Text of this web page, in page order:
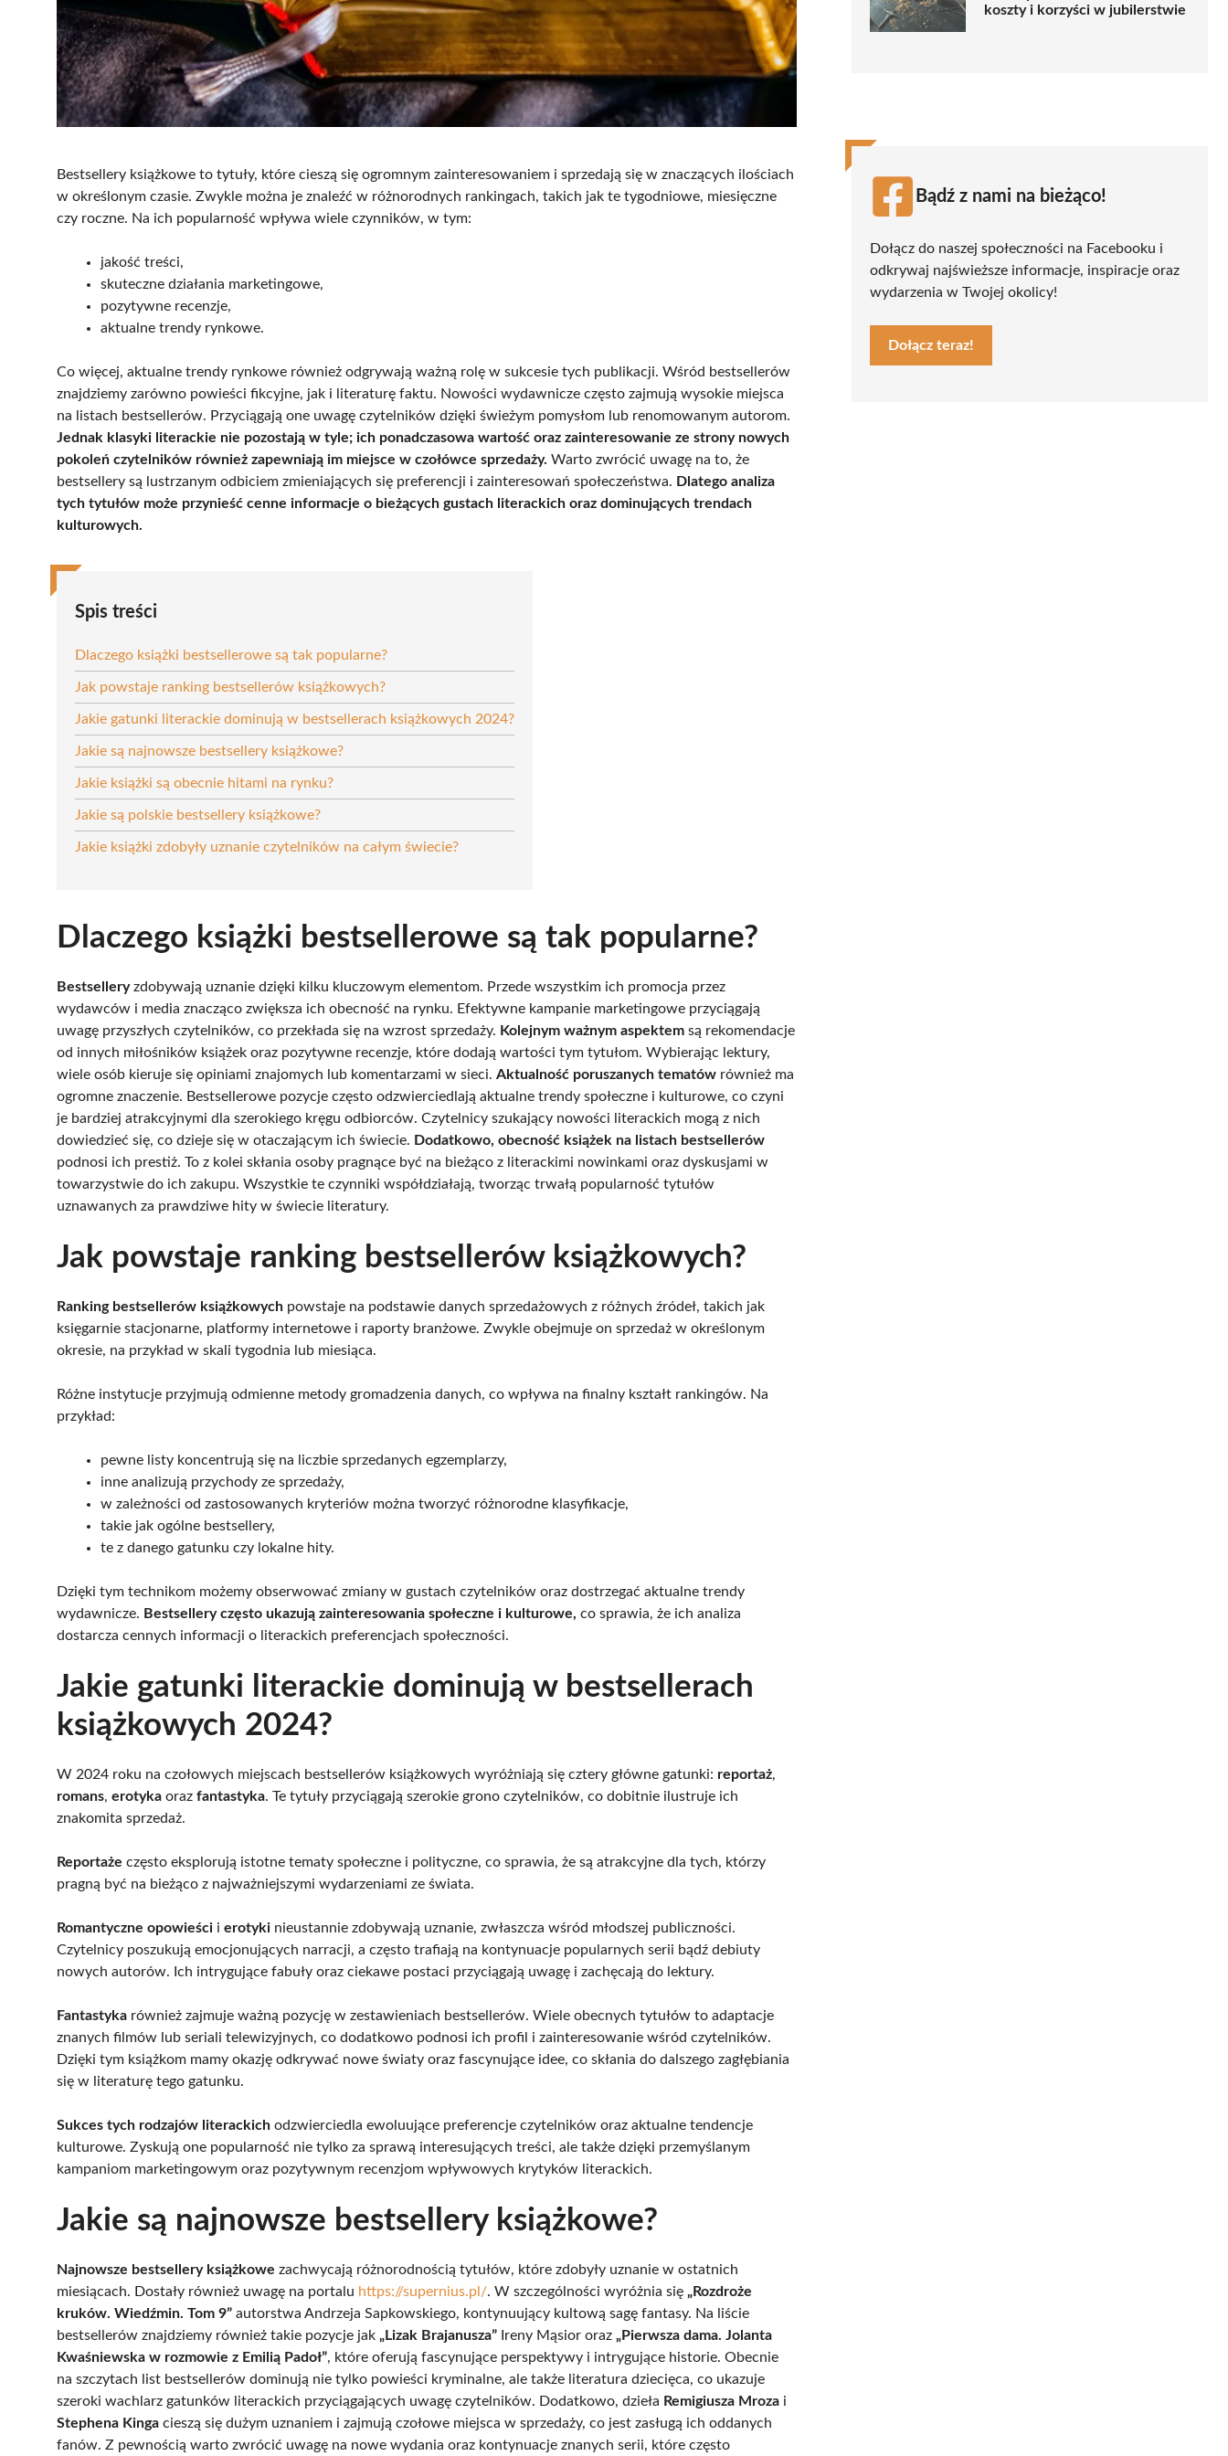
Bestsellery książkowe to tytuły, które cieszą się ogromnym zainteresowaniem i sprzedają się w znaczących ilościach
w określonym czasie. Zwykle można je znaleźć w różnorodnych rankingach, takich jak te tygodniowe, miesięczne
czy roczne. Na ich popularność wpływa wiele czynników, w tym:
jakość treści,
skuteczne działania marketingowe,
pozytywne recenzje,
aktualne trendy rynkowe.
Co więcej, aktualne trendy rynkowe również odgrywają ważną rolę w sukcesie tych publikacji. Wśród bestsellerów
znajdziemy zarówno powieści fikcyjne, jak i literaturę faktu. Nowości wydawnicze często zajmują wysokie miejsca
na listach bestsellerów. Przyciągają one uwagę czytelników dzięki świeżym pomysłom lub renomowanym autorom.
Jednak klasyki literackie nie pozostają w tyle; ich ponadczasowa wartość oraz zainteresowanie ze strony nowych
pokoleń czytelników również zapewniają im miejsce w czołówce sprzedaży. Warto zwrócić uwagę na to, że
bestsellery są lustrzanym odbiciem zmieniających się preferencji i zainteresowań społeczeństwa. Dlatego analiza
tych tytułów może przynieść cenne informacje o bieżących gustach literackich oraz dominujących trendach
kulturowych.
Spis treści
Dlaczego książki bestsellerowe są tak popularne?
Jak powstaje ranking bestsellerów książkowych?
Jakie gatunki literackie dominują w bestsellerach książkowych 2024?
Jakie są najnowsze bestsellery książkowe?
Jakie książki są obecnie hitami na rynku?
Jakie są polskie bestsellery książkowe?
Jakie książki zdobyły uznanie czytelników na całym świecie?
Dlaczego książki bestsellerowe są tak popularne?
Bestselleryzdobywają uznanie dzięki kilku kluczowym elementom. Przede wszystkim ich promocja przez
wydawców i media znacząco zwiększa ich obecność na rynku. Efektywne kampanie marketingowe przyciągają
uwagę przyszłych czytelników, co przekłada się na wzrost sprzedaży. Kolejnym ważnym aspektem są rekomendacje
od innych miłośników książek oraz pozytywne recenzje, które dodają wartości tym tytułom. Wybierając lektury,
wiele osób kieruje się opiniami znajomych lub komentarzami w sieci. Aktualność poruszanych tematów również ma
ogromne znaczenie. Bestsellerowe pozycje często odzwierciedlają aktualne trendy społeczne i kulturowe, co czyni
je bardziej atrakcyjnymi dla szerokiego kręgu odbiorców. Czytelnicy szukający nowości literackich mogą z nich
dowiedzieć się, co dzieje się w otaczającym ich świecie. Dodatkowo, obecność książek na listach bestsellerów
podnosi ich prestiż. To z kolei skłania osoby pragnące być na bieżąco z literackimi nowinkami oraz dyskusjami w
towarzystwie do ich zakupu. Wszystkie te czynniki współdziałają, tworząc trwałą popularność tytułów
uznawanych za prawdziwe hity w świecie literatury.
Jak powstaje ranking bestsellerów książkowych?
Ranking bestsellerów książkowych powstaje na podstawie danych sprzedażowych z różnych źródeł, takich jak
księgarnie stacjonarne, platformy internetowe i raporty branżowe. Zwykle obejmuje on sprzedaż w określonym
okresie, na przykład w skali tygodnia lub miesiąca.
Różne instytucje przyjmują odmienne metody gromadzenia danych, co wpływa na finalny kształt rankingów. Na
przykład:
pewne listy koncentrują się na liczbie sprzedanych egzemplarzy,
inne analizują przychody ze sprzedaży,
w zależności od zastosowanych kryteriów można tworzyć różnorodne klasyfikacje,
takie jak ogólne bestsellery,
te z danego gatunku czy lokalne hity.
Dzięki tym technikom możemy obserwować zmiany w gustach czytelników oraz dostrzegać aktualne trendy
wydawnicze. Bestsellery często ukazują zainteresowania społeczne i kulturowe, co sprawia, że ich analiza
dostarcza cennych informacji o literackich preferencjach społeczności.
Jakie gatunki literackie dominują w bestsellerach
książkowych 2024?
W 2024 roku na czołowych miejscach bestsellerów książkowych wyróżniają się cztery główne gatunki: reportaż,
romans, erotyka oraz fantastyka. Te tytuły przyciągają szerokie grono czytelników, co dobitnie ilustruje ich
znakomita sprzedaż.
Reportaże często eksplorują istotne tematy społeczne i polityczne, co sprawia, że są atrakcyjne dla tych, którzy
pragną być na bieżąco z najważniejszymi wydarzeniami ze świata.
Romantyczne opowieści i erotyki nieustannie zdobywają uznanie, zwłaszcza wśród młodszej publiczności.
Czytelnicy poszukują emocjonujących narracji, a często trafiają na kontynuacje popularnych serii bądź debiuty
nowych autorów. Ich intrygujące fabuły oraz ciekawe postaci przyciągają uwagę i zachęcają do lektury.
Fantastyka również zajmuje ważną pozycję w zestawieniach bestsellerów. Wiele obecnych tytułów to adaptacje
znanych filmów lub seriali telewizyjnych, co dodatkowo podnosi ich profil i zainteresowanie wśród czytelników.
Dzięki tym książkom mamy okazję odkrywać nowe światy oraz fascynujące idee, co skłania do dalszego zagłębiania
się w literaturę tego gatunku.
Sukces tych rodzajów literackich odzwierciedla ewoluujące preferencje czytelników oraz aktualne tendencje
kulturowe. Zyskują one popularność nie tylko za sprawą interesujących treści, ale także dzięki przemyślanym
kampaniom marketingowym oraz pozytywnym recenzjom wpływowych krytyków literackich.
Jakie są najnowsze bestsellery książkowe?
Najnowsze bestsellery książkowe zachwycają różnorodnością tytułów, które zdobyły uznanie w ostatnich
miesiącach. Dostały również uwagę na portalu https://supernius.pl/. W szczególności wyróżnia się „Rozdroże
kruków. Wiedźmin. Tom 9” autorstwa Andrzeja Sapkowskiego, kontynuujący kultową sagę fantasy. Na liście
bestsellerów znajdziemy również takie pozycje jak „Lizak Brajanusza” Ireny Mąsior oraz „Pierwsza dama. Jolanta
Kwaśniewska w rozmowie z Emilią Padoł”, które oferują fascynujące perspektywy i intrygujące historie. Obecnie
na szczytach list bestsellerów dominują nie tylko powieści kryminalne, ale także literatura dziecięca, co ukazuje
szeroki wachlarz gatunków literackich przyciągających uwagę czytelników. Dodatkowo, dzieła Remigiusza Mroza i
Stephena Kinga cieszą się dużym uznaniem i zajmują czołowe miejsca w sprzedaży, co jest zasługą ich oddanych
fanów. Z pewnością warto zwrócić uwagę na nowe wydania oraz kontynuacje znanych serii, które często
koszty i korzyści w jubilerstwie
Bądź z nami na bieżąco!
Dołącz do naszej społeczności na Facebooku i
odkrywaj najświeższe informacje, inspiracje oraz
wydarzenia w Twojej okolicy!
Dołącz teraz!